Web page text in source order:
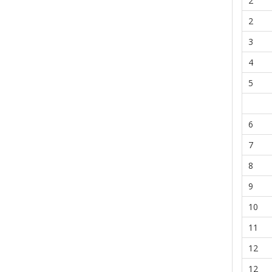
2
3
4
5
6
7
8
9
10
11
12
12